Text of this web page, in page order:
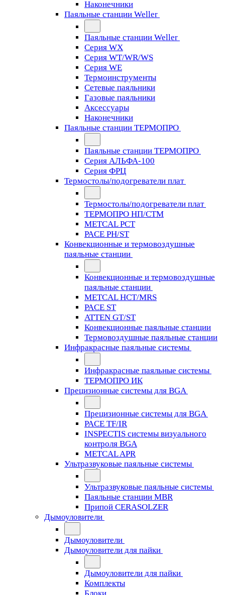
Наконечники
Паяльные станции Weller
Паяльные станции Weller
Серия WX
Серия WT/WR/WS
Серия WE
Термоинструменты
Сетевые паяльники
Газовые паяльники
Аксессуары
Наконечники
Паяльные станции ТЕРМОПРО
Паяльные станции ТЕРМОПРО
Серия АЛЬФА-100
Серия ФРЦ
Термостолы/подогреватели плат
Термостолы/подогреватели плат
ТЕРМОПРО НП/СТМ
METCAL PCT
PACE PH/ST
Конвекционные и термовоздушные
паяльные станции
Конвекционные и термовоздушные
паяльные станции
METCAL HCT/MRS
PACE ST
ATTEN GT/ST
Конвекционные паяльные станции
Термовоздушные паяльные станции
Инфракрасные паяльные системы
Инфракрасные паяльные системы
ТЕРМОПРО ИК
Прецизионные системы для BGA
Прецизионные системы для BGA
PACE TF/IR
INSPECTIS системы визуального
контроля BGA
METCAL APR
Ультразвуковые паяльные системы
Ультразвуковые паяльные системы
Паяльные станции MBR
Припой CERASOLZER
Дымоуловители
Дымоуловители
Дымоуловители для пайки
Дымоуловители для пайки
Комплекты
Блоки